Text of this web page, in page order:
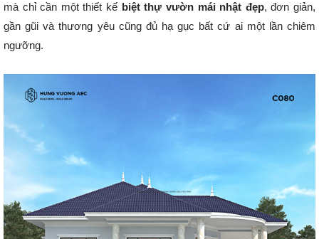
mà chỉ cần một thiết kế biệt thự vườn mái nhật đẹp, đơn giản,
gần gũi và thương yêu cũng đủ hạ gục bất cứ ai một lần chiêm
ngưỡng.